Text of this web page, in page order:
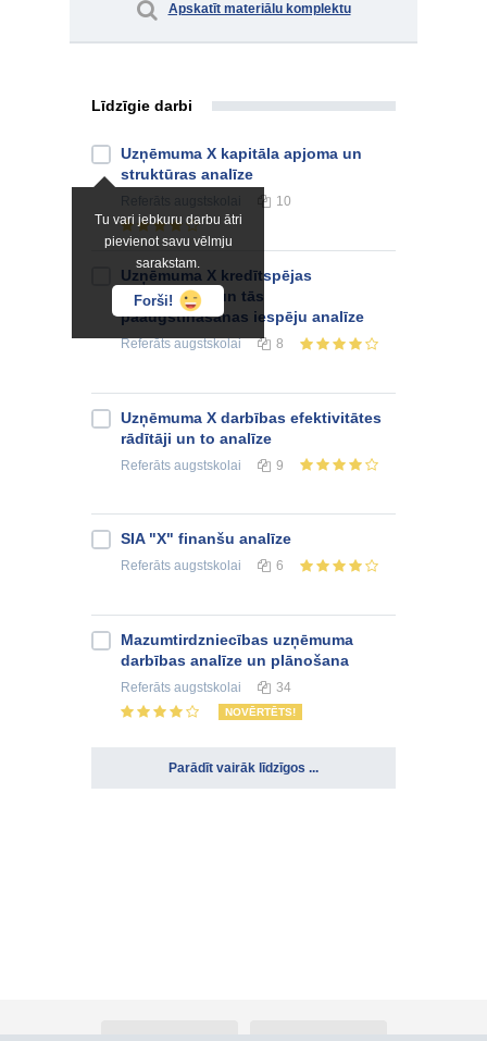
Apskatīt materiālu komplektu
Līdzīgie darbi
Tu vari jebkuru darbu ātri
pievienot savu vēlmju
sarakstam.
Forši!
Uzņēmuma X kapitāla apjoma un
struktūras analīze
10
Uzņēmuma X kredītspējas
novērtējums un tās
paaugstināšanas iespēju analīze
Referātsaugstskolai 8
Uzņēmuma X darbības efektivitātes
rādītāji un to analīze
Referāts augstskolai 9
SIA "X" finanšu analīze
Referāts augstskolai 6
Mazumtirdzniecības uzņēmuma
darbības analīze un plānošana
Referāts augstskolai 34
NOVĒRTĒTS!
Parādīt vairāk līdzīgos ...